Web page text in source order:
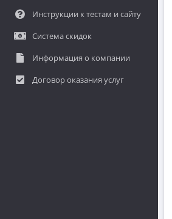
Инструкции к тестам и сайту
Система скидок
Информация о компании
Договор оказания услуг